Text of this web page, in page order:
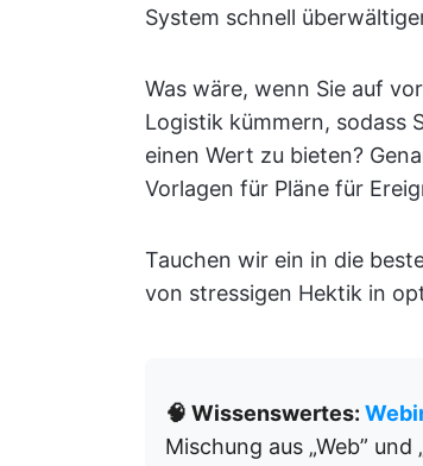
System schnell
Was wäre, wenn Sie auf
Logistik kümmern, sodass
einen Wert zu bieten?
Vorlagen für Pläne für
Tauchen wir ein in die
von stressigen Hektik in
🧠 Wissenswertes:
Mischung aus „Web”